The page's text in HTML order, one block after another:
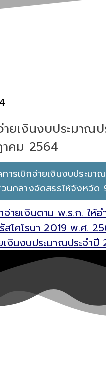
ายเงินงบประมา
คม 2564
ารเบิกจ่ายเงินงบประมา
นกลางจัดสรรให้จังหวัด
จ่ายเงินตาม พ.ร.ก. ให้
รัสโคโรนา 2019 พ.ศ.
เงินงบประมาณประจ